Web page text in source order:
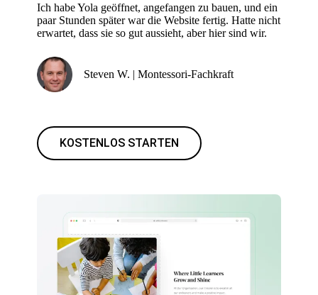
Ich habe Yola geöffnet, angefangen zu bauen, und ein
paar Stunden später war die Website fertig. Hatte nicht
erwartet, dass sie so gut aussieht, aber hier sind wir.
Steven W. | Montessori-Fachkraft
KOSTENLOS STARTEN